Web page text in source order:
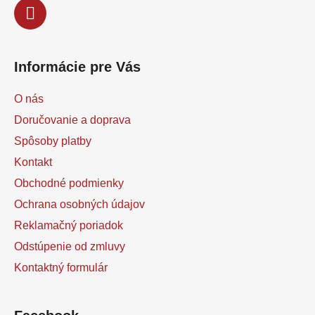
Informácie pre Vás
O nás
Doručovanie a doprava
Spôsoby platby
Kontakt
Obchodné podmienky
Ochrana osobných údajov
Reklamačný poriadok
Odstúpenie od zmluvy
Kontaktný formulár